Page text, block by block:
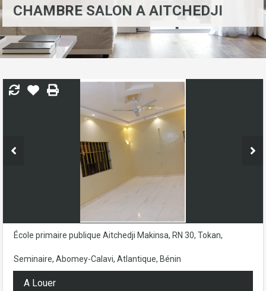
CHAMBRE SALON A AITCHEDJI
École primaire publique Aitchedji Makinsa, RN 30, Tokan,
Seminaire, Abomey-Calavi, Atlantique, Bénin
A Louer